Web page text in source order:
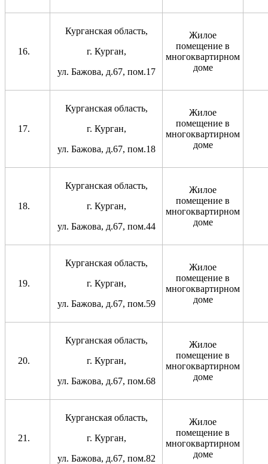
Курганская область,
г. Курган,
ул. Бажова, д.67, пом.17
Жилое
помещение в
многоквартирном
доме
Курганская область,
г. Курган,
ул. Бажова, д.67, пом.18
Жилое
помещение в
многоквартирном
доме
Курганская область,
г. Курган,
ул. Бажова, д.67, пом.44
Жилое
помещение в
многоквартирном
доме
Курганская область,
г. Курган,
ул. Бажова, д.67, пом.59
Жилое
помещение в
многоквартирном
доме
Курганская область,
г. Курган,
ул. Бажова, д.67, пом.68
Жилое
помещение в
многоквартирном
доме
Курганская область,
г. Курган,
ул. Бажова, д.67, пом.82
Жилое
помещение в
многоквартирном
доме